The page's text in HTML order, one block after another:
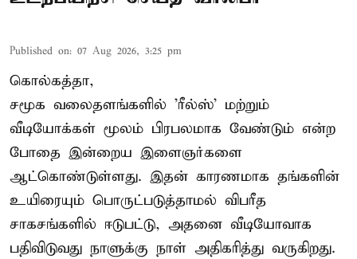
Published on: 07 Aug 2026, 3:25 pm
கொல்கத்தா,
சமூக வலைதளங்களில் 'ரீல்ஸ்' மற்றும்
வீடியோக்கள் மூலம் பிரபலமாக வேண்டும் என்ற
போதை இன்றைய இளைஞர்களை
ஆட்கொண்டுள்ளது. இதன் காரணமாக தங்களின்
உயிரையும் பொருட்படுத்தாமல் விபரீத
சாகசங்களில் ஈடுபட்டு, அதனை வீடியோவாக
பதிவிடுவது நாளுக்கு நாள் அதிகரித்து வருகிறது.